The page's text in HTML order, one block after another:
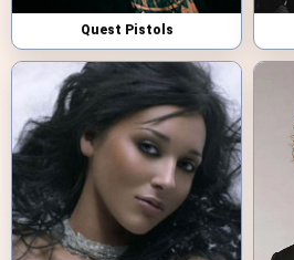
Quest Pistols